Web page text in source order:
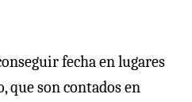
fecha en lugares
que son contados en